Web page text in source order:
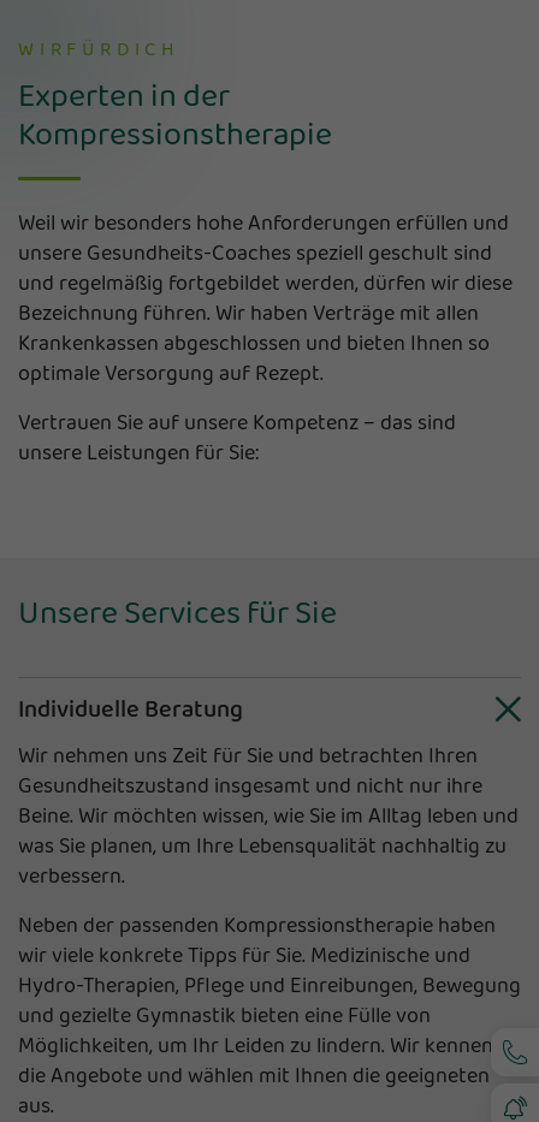
WIRFÜRDICH
Experten in der
Kompressionstherapie
Weil wir besonders hohe Anforderungen erfüllen und
unsere Gesundheits-Coaches speziell geschult sind
und regelmäßig fortgebildet werden, dürfen wir diese
Bezeichnung führen. Wir haben Verträge mit allen
Krankenkassen abgeschlossen und bieten Ihnen so
optimale Versorgung auf Rezept.
Vertrauen Sie auf unsere Kompetenz – das sind
unsere Leistungen für Sie:
Unsere Services für Sie
Individuelle Beratung
Wir nehmen uns Zeit für Sie und betrachten Ihren
Gesundheitszustand insgesamt und nicht nur ihre
Beine. Wir möchten wissen, wie Sie im Alltag leben und
was Sie planen, um Ihre Lebensqualität nachhaltig zu
verbessern.
Neben der passenden Kompressionstherapie haben
wir viele konkrete Tipps für Sie. Medizinische und
Hydro-Therapien, Pflege und Einreibungen, Bewegung
und gezielte Gymnastik bieten eine Fülle von
Möglichkeiten, um Ihr Leiden zu lindern. Wir kennen
die Angebote und wählen mit Ihnen die geeigneten
aus.